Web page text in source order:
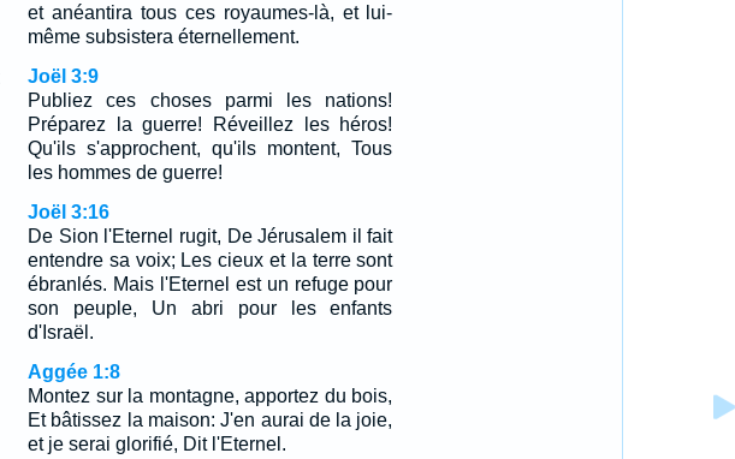
et anéantira tous ces royaumes-là, et lui-
même subsistera éternellement.
Joël 3:9
Publiez ces choses parmi les nations!
Préparez la guerre! Réveillez les héros!
Qu'ils s'approchent, qu'ils montent, Tous
les hommes de guerre!
Joël 3:16
De Sion l'Eternel rugit, De Jérusalem il fait
entendre sa voix; Les cieux et la terre sont
ébranlés. Mais l'Eternel est un refuge pour
son peuple, Un abri pour les enfants
d'Israël.
Aggée 1:8
Montez sur la montagne, apportez du bois,
Et bâtissez la maison: J'en aurai de la joie,
et je serai glorifié, Dit l'Eternel.